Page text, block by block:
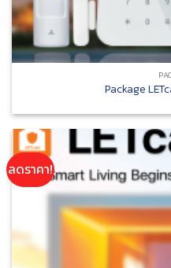
Package
ลดราคา!